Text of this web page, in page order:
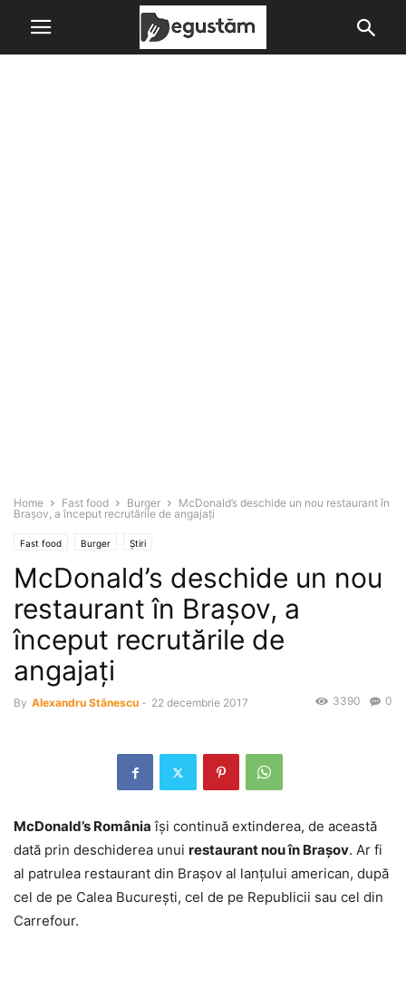
Home Fast food Burger
McDonald’s deschide un nou restaurant în
Braşov, a început recrutările de angajaţi
Fast food Burger Știri
McDonald’s deschide un nou
restaurant în Braşov, a
început recrutările de
angajaţi
By Alexandru Stănescu - 22 decembrie 2017 0
3390
McDonald’s România îşi continuă extinderea, de această
dată prin deschiderea unui restaurant nou în Braşov. Ar fi
al patrulea restaurant din Braşov al lanţului american, după
cel de pe Calea Bucureşti, cel de pe Republicii sau cel din
Carrefour.